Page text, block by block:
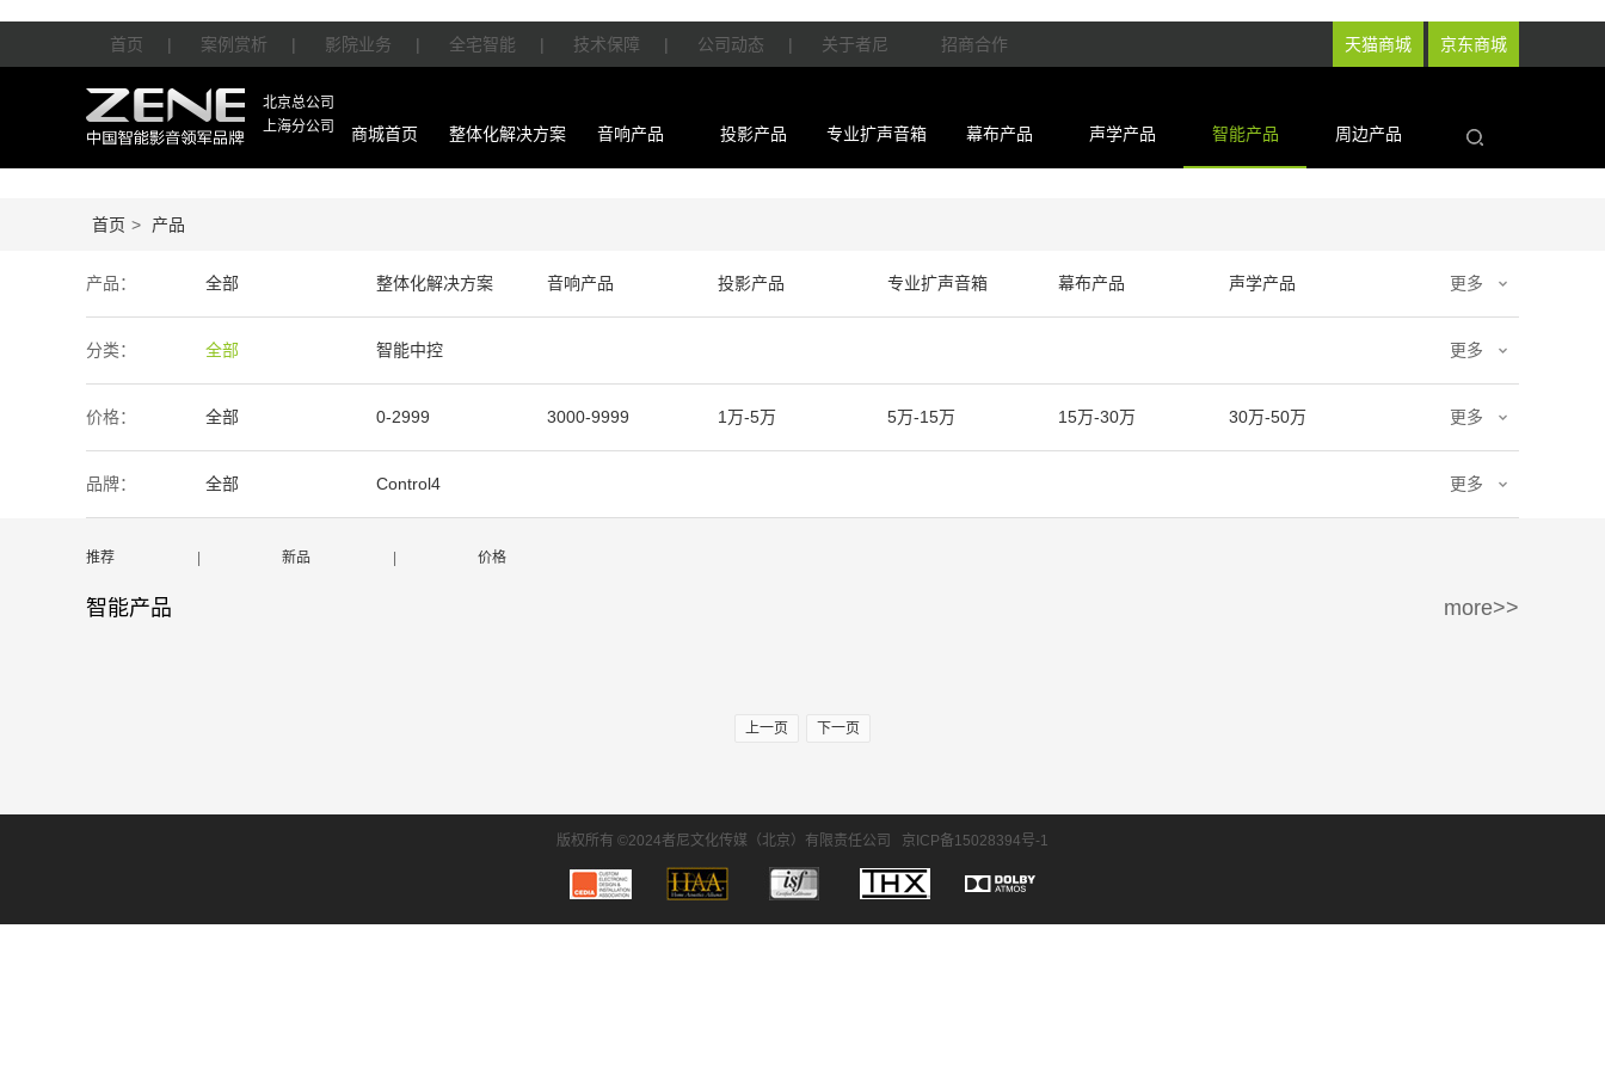
天猫商城 京东商城
首页 | 案例赏析 | 影院业务 | 全宅智能 | 技术保障 | 公司动态 | 关于者尼 招商合作
北京总公司
上海分公司
商城首页 整体化解决方案 音响产品 投影产品 专业扩声音箱 幕布产品 声学产品 智能产品 周边产品
首页 > 产品
产品： 全部 整体化解决方案 音响产品 投影产品 专业扩声音箱 幕布产品 声学产品
智能产品 周边产品
更多
分类： 全部 智能中控 更多
价格： 全部 0-2999 3000-9999 1万-5万 5万-15万 15万-30万 30万-50万
50万-100万 100万以上
更多
品牌： 全部 Control4 更多
推荐 新品 价格
智能产品 more>>
上一页 下一页
版权所有 ©2024者尼文化传媒（北京）有限责任公司 京ICP备15028394号-1